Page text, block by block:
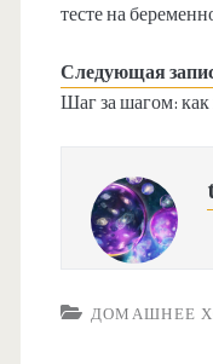
тесте на
Следующая
Шаг за шагом: как
ДОМАШНЕЕ